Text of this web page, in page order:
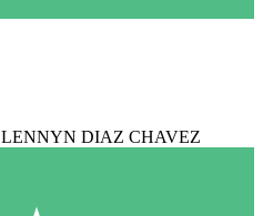
LENNYN DIAZ CHAVEZ